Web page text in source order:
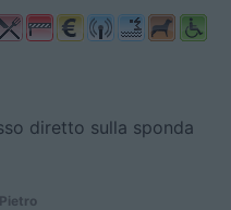
diretto sulla sponda